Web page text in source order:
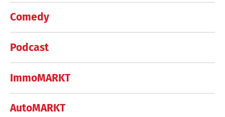
Comedy
Podcast
ImmoMARKT
AutoMARKT